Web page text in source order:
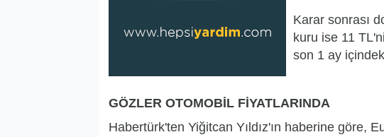
Karar sonrası
kuru ise 11
son 1 ay
GÖZLER OTOMOBİL FİYATLARINDA
Habertürk'ten Yiğitcan Yıldız'ın haberine göre,